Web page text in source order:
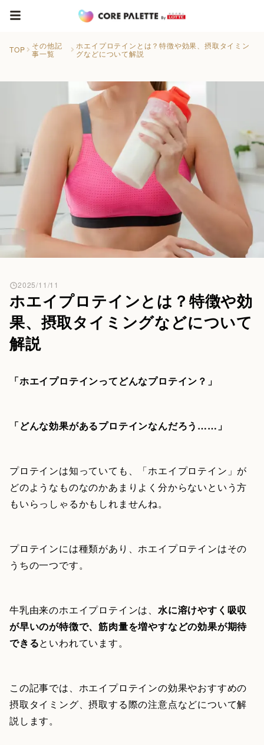
TOP
その他記
事一覧
ホエイプロテインとは？特徴や効果、摂取タイミン
グなどについて解説
ホエイプロテインとは？特徴や効
果、摂取タイミングなどについて
解説
2025/11/11
「ホエイプロテインってどんなプロテイン？」
「どんな効果があるプロテインなんだろう……」
プロテインは知っていても、「ホエイプロテイン」が
どのようなものなのかあまりよく分からないという方
もいらっしゃるかもしれませんね。
プロテインには種類があり、ホエイプロテインはその
うちの一つです。
牛乳由来のホエイプロテインは、 水に溶けやすく吸収
が早いのが特徴で、筋肉量を増やすなどの効果が期待
できるといわれています。
この記事では、ホエイプロテインの効果やおすすめの
摂取タイミング、摂取する際の注意点などについて解
説します。